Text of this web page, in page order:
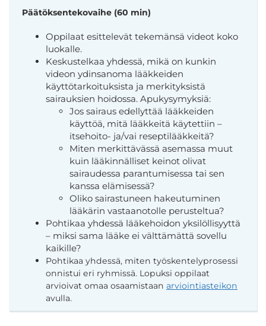
Päätöksentekovaihe (60 min)
Oppilaat esittelevät tekemänsä videot koko
luokalle.
Keskustelkaa yhdessä, mikä on kunkin
videon ydinsanoma lääkkeiden
käyttötarkoituksista ja merkityksistä
sairauksien hoidossa. Apukysymyksiä:
Jos sairaus edellyttää lääkkeiden
käyttöä, mitä lääkkeitä käytettiin –
itsehoito- ja/vai reseptilääkkeitä?
Miten merkittävässä asemassa muut
kuin lääkinnälliset keinot olivat
sairaudessa parantumisessa tai sen
kanssa elämisessä?
Oliko sairastuneen hakeutuminen
lääkärin vastaanotolle perusteltua?
Pohtikaa yhdessä lääkehoidon yksilöllisyyttä
– miksi sama lääke ei välttämättä sovellu
kaikille?
Pohtikaa yhdessä, miten työskentelyprosessi
onnistui eri ryhmissä. Lopuksi oppilaat
arvioivat omaa osaamistaan arviointiasteikon
avulla.